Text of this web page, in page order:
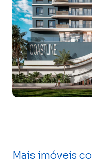
Mais imóveis